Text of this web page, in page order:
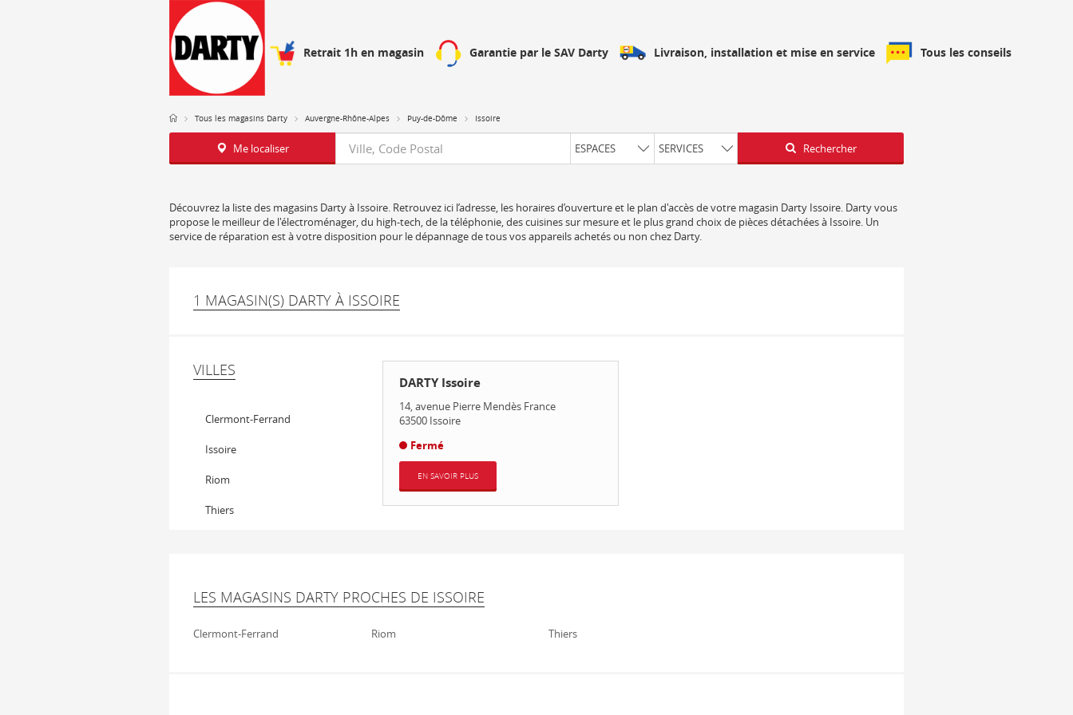
Retrait 1h en magasin Garantie par le SAV Darty Livraison, installation et mise en service Tous les conseils
Tous les magasins Darty Auvergne-Rhône-Alpes Puy-de-Dôme Issoire
Me localiser Requête ESPACES SERVICES Latitude
Longitude Rechercher
Découvrez la liste des magasins Darty à Issoire. Retrouvez ici l’adresse, les horaires d’ouverture et le plan d'accès de votre magasin Darty Issoire. Darty vous
propose le meilleur de l'électroménager, du high-tech, de la téléphonie, des cuisines sur mesure et le plus grand choix de pièces détachées à Issoire. Un
service de réparation est à votre disposition pour le dépannage de tous vos appareils achetés ou non chez Darty.
1 MAGASIN(S) DARTY À ISSOIRE
VILLES
Clermont-Ferrand
Issoire
Riom
Thiers
DARTY Issoire
14, avenue Pierre Mendès France
63500 Issoire
Fermé
EN SAVOIR PLUS
LES MAGASINS DARTY PROCHES DE ISSOIRE
Clermont-Ferrand Riom Thiers